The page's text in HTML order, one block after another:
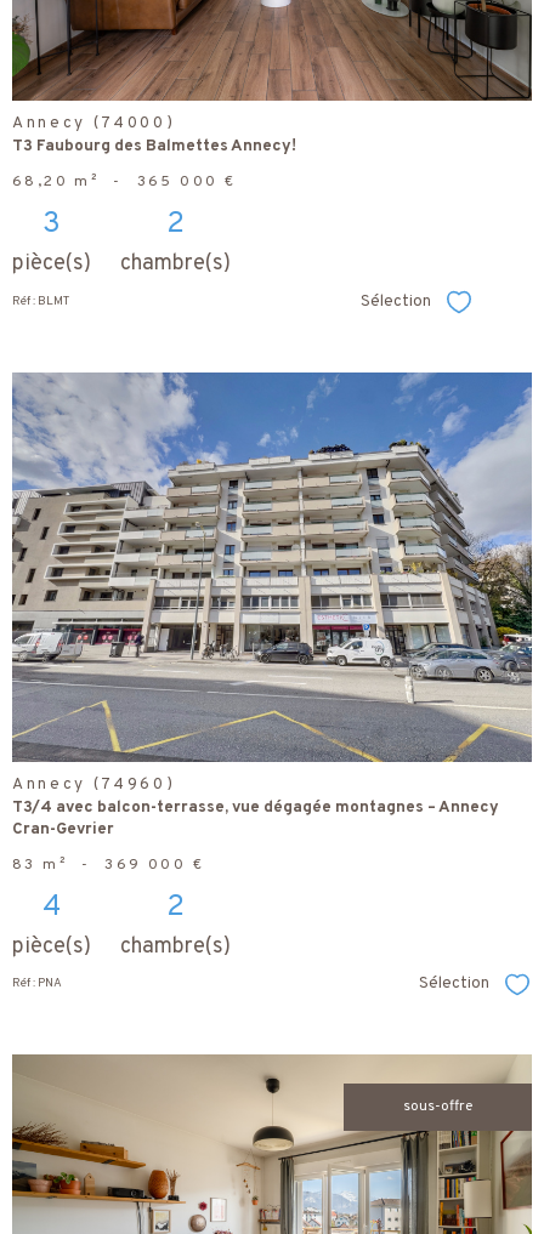
Annecy (74000)
T3 Faubourg des Balmettes Annecy!
68,20 m² - 365 000 €
3
pièce(s)
2
chambre(s)
Réf : BLMT Sélection Sélectionner
voir le
bien
Annecy (74960)
T3/4 avec balcon-terrasse, vue dégagée montagnes – Annecy
Cran-Gevrier
83 m² - 369 000 €
4
pièce(s)
2
chambre(s)
Réf : PNA Sélection
sous-offre
voir le